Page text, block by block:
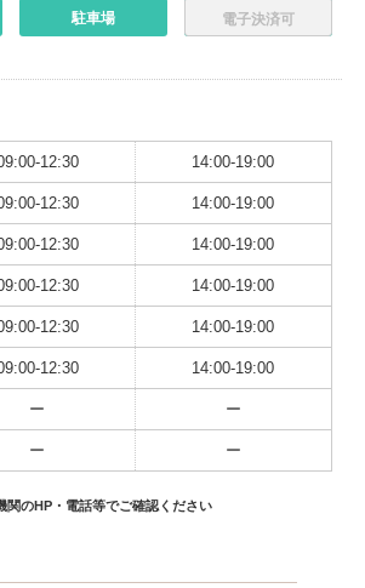
駐車場 電子決済可
12:30 14:00-19:00
12:30 14:00-19:00
12:30 14:00-19:00
12:30 14:00-19:00
12:30 14:00-19:00
12:30 14:00-19:00
ー ー
ー ー
関のHP・電話等でご確認ください